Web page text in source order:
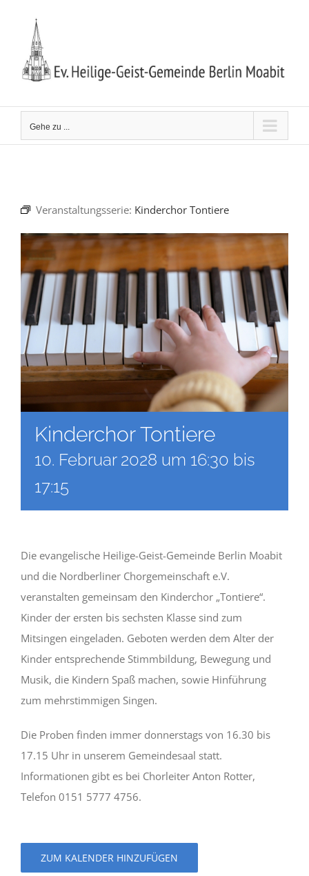
springen
Gehe zu ...
Veranstaltungsserie: Kinderchor Tontiere
Kinderchor Tontiere
10. Februar 2028 um 16:30 bis
17:15
Die evangelische Heilige-Geist-Gemeinde Berlin Moabit
und die Nordberliner Chorgemeinschaft e.V.
veranstalten gemeinsam den Kinderchor „Tontiere“.
Kinder der ersten bis sechsten Klasse sind zum
Mitsingen eingeladen. Geboten werden dem Alter der
Kinder entsprechende Stimmbildung, Bewegung und
Musik, die Kindern Spaß machen, sowie Hinführung
zum mehrstimmigen Singen.
Die Proben finden immer donnerstags von 16.30 bis
17.15 Uhr in unserem Gemeindesaal statt.
Informationen gibt es bei Chorleiter Anton Rotter,
Telefon 0151 5777 4756.
ZUM KALENDER HINZUFÜGEN